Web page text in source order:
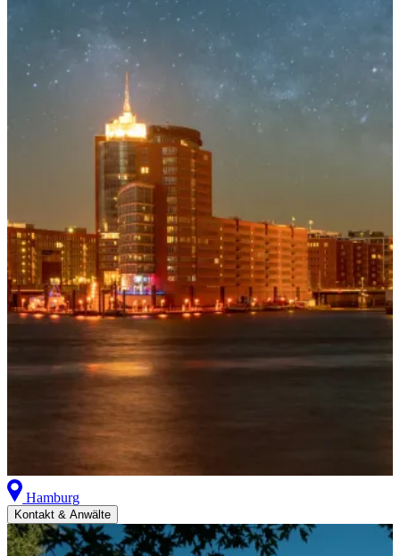
Hamburg
Kontakt & Anwälte